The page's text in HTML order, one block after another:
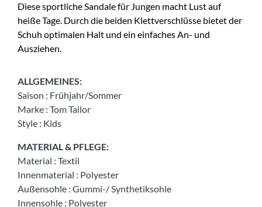
Diese sportliche Sandale für Jungen macht Lust auf
heiße Tage. Durch die beiden Klettverschlüsse bietet der
Schuh optimalen Halt und ein einfaches An- und
Ausziehen.
ALLGEMEINES:
Saison : Frühjahr/Sommer
Marke : Tom Tailor
Style : Kids
MATERIAL & PFLEGE:
Material : Textil
Innenmaterial : Polyester
Außensohle : Gummi-/ Synthetiksohle
Innensohle : Polyester